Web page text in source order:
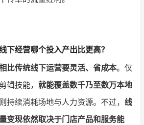
下经营哪个投入产出比更高？
比传统线下运营要灵活、省成本。仅
辑技能， 就能覆盖数千乃至数万本地
持续消耗场地与人力资源。不过， 线
变现依然取决于门店产品和服务能